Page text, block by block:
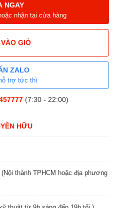
NGAY
nhận tại cửa hàng
GIỎ
ZALO
trợ tức thì
(7:30 - 22:00)
HỮU
thành TPHCM hoặc địa phương